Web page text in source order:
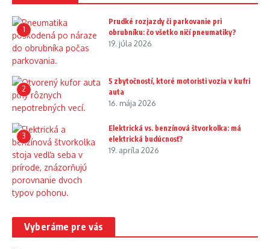
1
Prudké rozjazdy či parkovanie pri
obrubníku: čo všetko ničí pneumatiky?
19. júla 2026
2
5 zbytočností, ktoré motoristi vozia v kufri
auta
16. mája 2026
3
Elektrická vs. benzínová štvorkolka: má
elektrická budúcnosť?
19. apríla 2026
Vyberáme pre vás